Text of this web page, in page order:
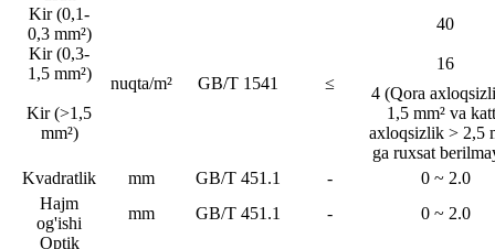
Kir (0,1-
0,3 mm²)
nuqta/m² GB/T 1541 ≤
40
Kir (0,3-
1,5 mm²)
16
Kir (>1,5
mm²)
4 (Qora
1,5 mm² va
axloqsizlik > 2,5
ga ruxsat
Kvadratlik
mm GB/T 451.1 -
0 ~ 2.0
Hajm
og'ishi
mm GB/T 451.1 -
0 ~ 2.0
Optik